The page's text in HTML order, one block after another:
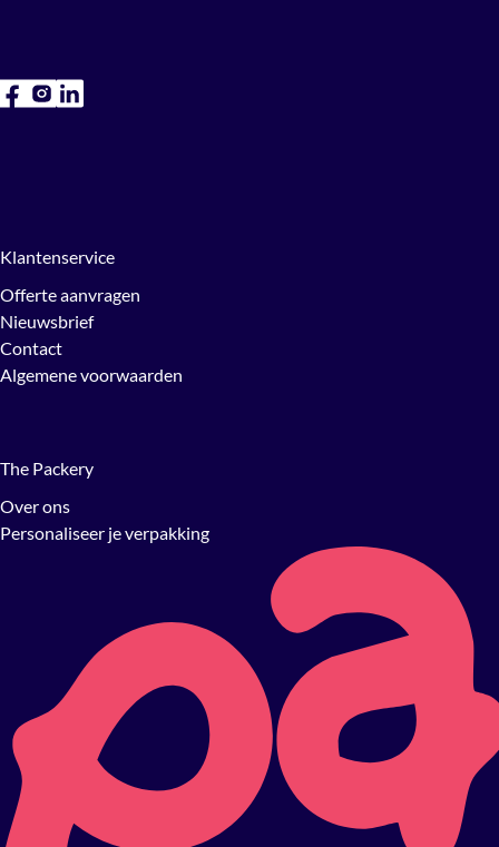
Klantenservice
Offerte aanvragen
Nieuwsbrief
Contact
Algemene voorwaarden
The Packery
Over ons
Personaliseer je verpakking